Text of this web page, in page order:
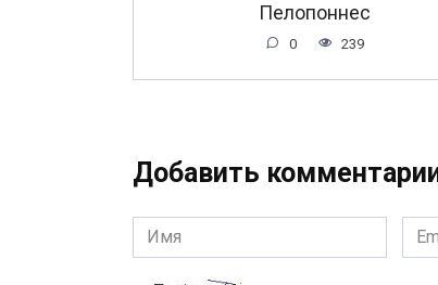
Пелопоннес
0 239
Добавить
Имя
*
*